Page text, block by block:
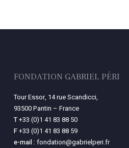
FONDATION GABRIEL PÉRI
Tour Essor, 14 rue Scandicci,
93500 Pantin – France
T+33 (0)1 41 83 88 50
F+33 (0)1 41 83 88 59
e-mail : fondation@gabrielperi.fr